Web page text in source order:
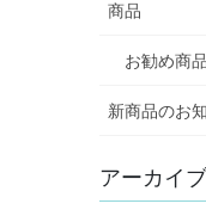
商品
お勧め商品
新商品のお
アーカイブ